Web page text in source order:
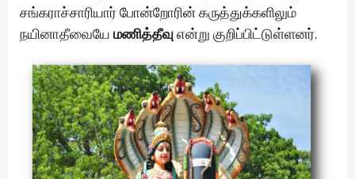
சங்கராச்சாரியார் போன்றோரின் கருத்துக்களிலும்
நயினாதீவையே மணித்தீவுஎன்று குறிப்பிட்டுள்ளனர்.